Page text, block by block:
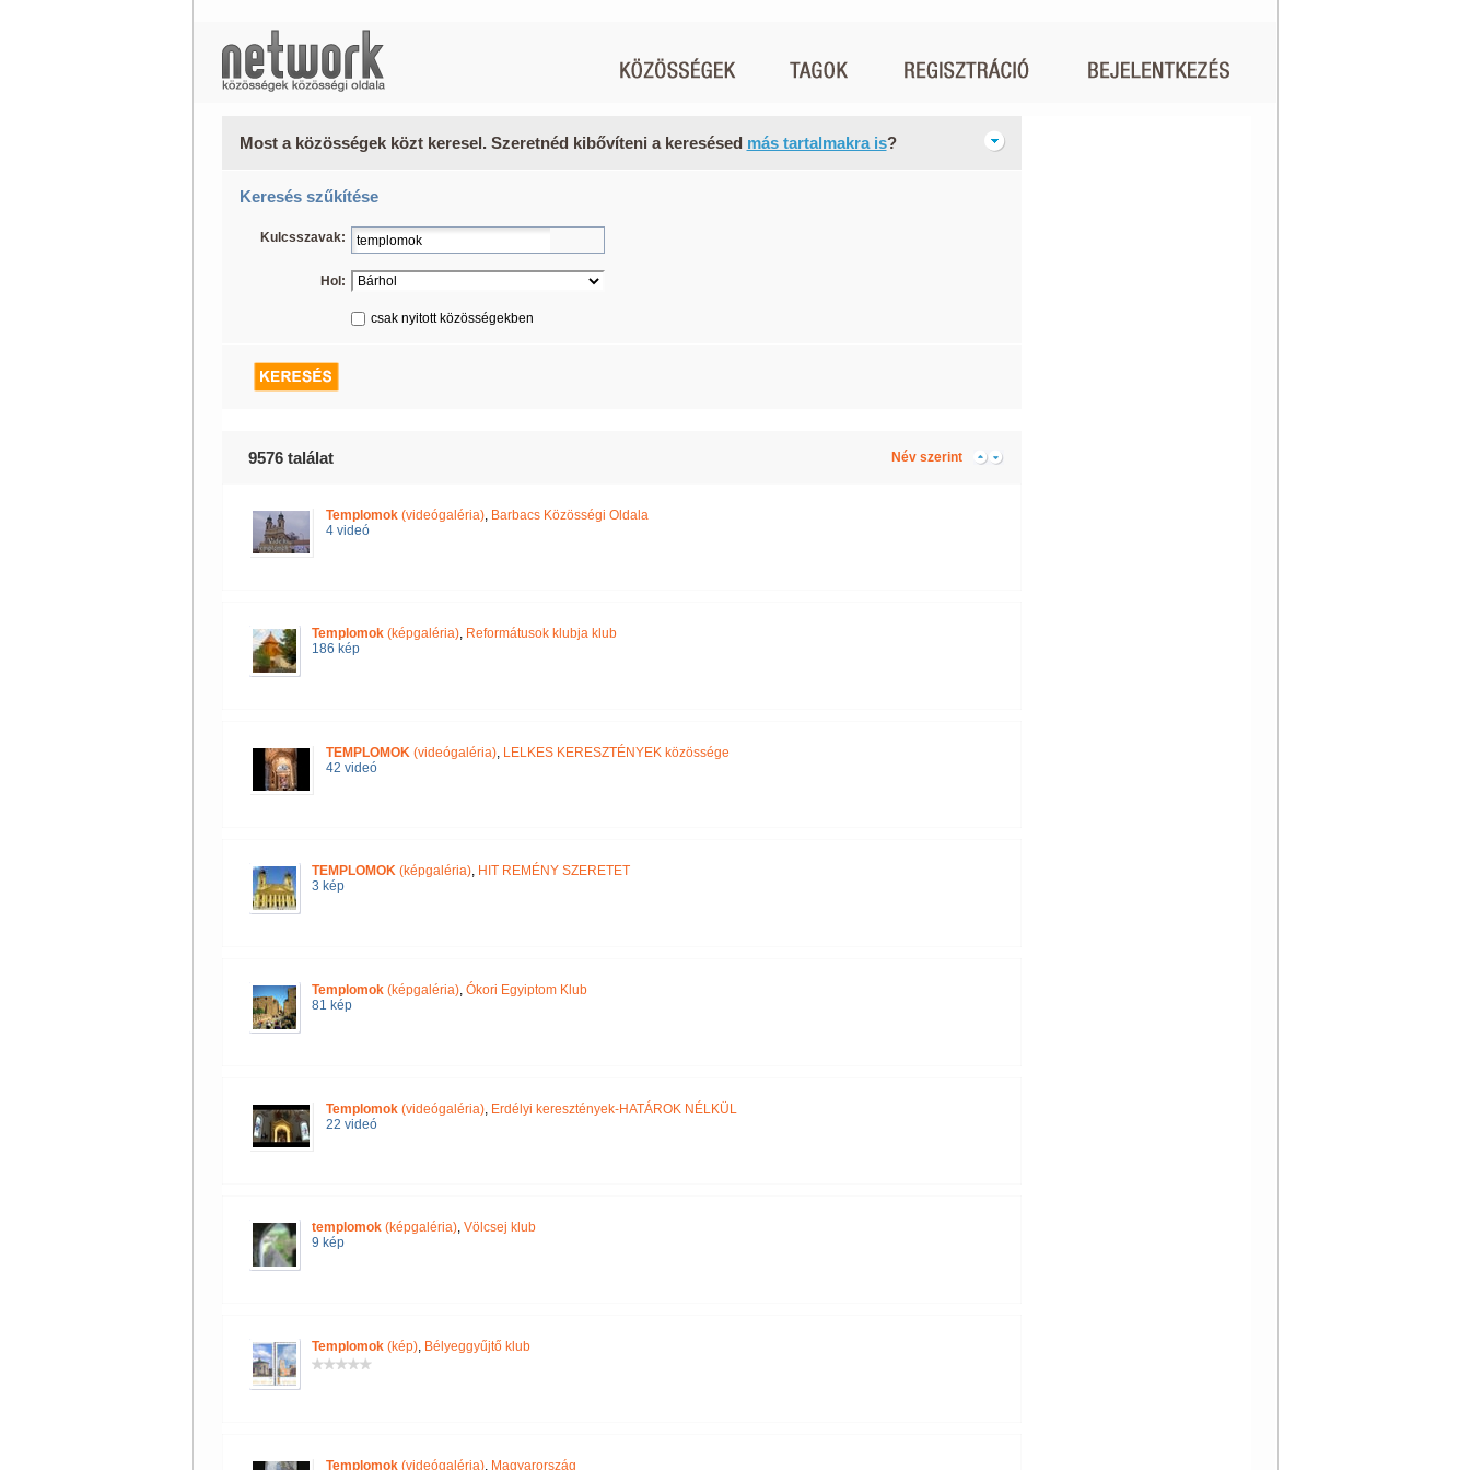
Most a közösségek közt keresel. Szeretnéd kibővíteni a keresésed más tartalmakra is?
Keresés szűkítése
Kulcsszavak:
Hol:
csak nyitott közösségekben
9576 találat Név szerint
Templomok(videógaléria), Barbacs Közösségi Oldala
4 videó
Templomok(képgaléria), Reformátusok klubja klub
186 kép
TEMPLOMOK(videógaléria), LELKES KERESZTÉNYEK közössége
42 videó
TEMPLOMOK(képgaléria), HIT REMÉNY SZERETET
3 kép
Templomok(képgaléria), Ókori Egyiptom Klub
81 kép
Templomok(videógaléria), Erdélyi keresztények-HATÁROK NÉLKÜL
22 videó
templomok(képgaléria), Völcsej klub
9 kép
Templomok(kép), Bélyeggyűjtő klub
Templomok(videógaléria), Magyarország